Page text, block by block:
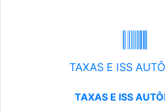
TAXAS E ISS
TAXAS E ISS